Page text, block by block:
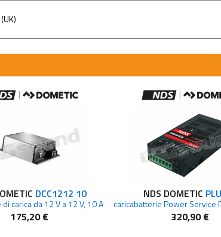
DCC1212 10
carica da 12 V a 12 V, 10 A
175,20 €
NDS DOMETIC
320,90 €